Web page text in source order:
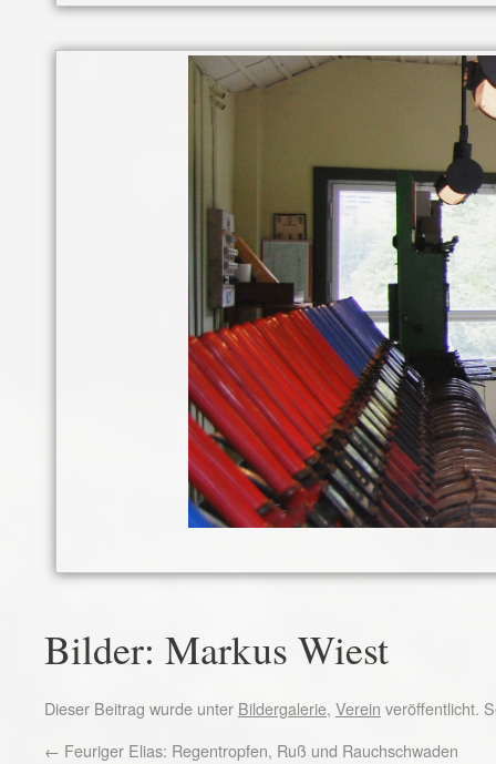
Bilder: Markus Wiest
Dieser Beitrag wurde unter Bildergalerie, Verein veröffentlicht.
← Feuriger Elias: Regentropfen, Ruß und Rauchschwaden